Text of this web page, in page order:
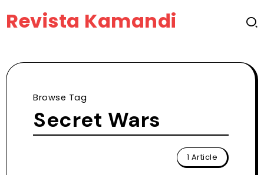
Revista Kamandi
Browse Tag
Secret Wars
1 Article